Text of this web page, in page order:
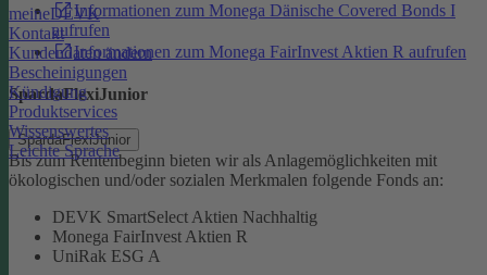
meineDEVK
Kontakt
Kundendaten ändern
Bescheinigungen
Kündigung
Produktservices
Wissenswertes
Leichte Sprache
Informationen zum Monega Dänische Covered Bonds I
aufrufen
Informationen zum Monega FairInvest Aktien R aufrufen
SpardaFlexiJunior
SpardaFlexiJunior
Bis zum Rentenbeginn bieten wir als Anlagemöglichkeiten mit
ökologischen und/oder sozialen Merkmalen folgende Fonds an:
DEVK SmartSelect Aktien Nachhaltig
Monega FairInvest Aktien R
UniRak ESG A